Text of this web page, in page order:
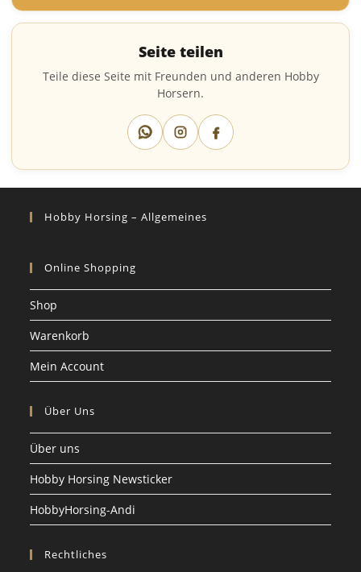
Seite teilen
Teile diese Seite mit Freunden und anderen Hobby
Horsern.
Hobby Horsing – Allgemeines
Online Shopping
Shop
Warenkorb
Mein Account
Über Uns
Über uns
Hobby Horsing Newsticker
HobbyHorsing-Andi
Rechtliches